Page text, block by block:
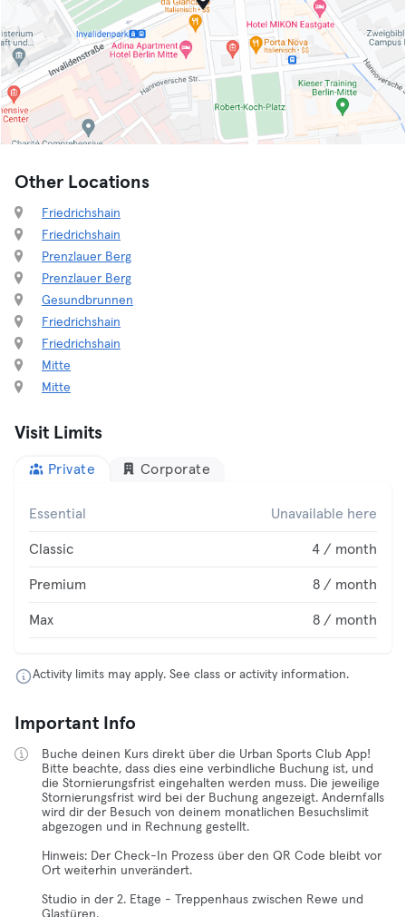
Other Locations
Friedrichshain
Friedrichshain
Prenzlauer Berg
Prenzlauer Berg
Gesundbrunnen
Friedrichshain
Friedrichshain
Mitte
Mitte
Visit Limits
Private Corporate
Essential Unavailable here
Classic 4 / month
Premium 8 / month
Max 8 / month
Activity limits may apply. See class or activity information.
Important Info
Buche deinen Kurs direkt über die Urban Sports Club App!
Bitte beachte, dass dies eine verbindliche Buchung ist, und
die Stornierungsfrist eingehalten werden muss. Die jeweilige
Stornierungsfrist wird bei der Buchung angezeigt. Andernfalls
wird dir der Besuch von deinem monatlichen Besuchslimit
abgezogen und in Rechnung gestellt.
Hinweis: Der Check-In Prozess über den QR Code bleibt vor
Ort weiterhin unverändert.
Studio in der 2. Etage - Treppenhaus zwischen Rewe und
Glastüren.